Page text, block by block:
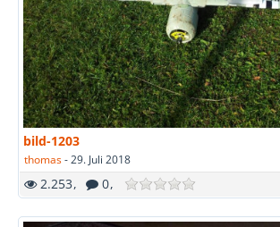
bild-1203
thomas-29. Juli 2018
2.253 0